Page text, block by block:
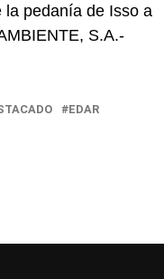
la pedanía de Isso a
S.A.-
EDAR